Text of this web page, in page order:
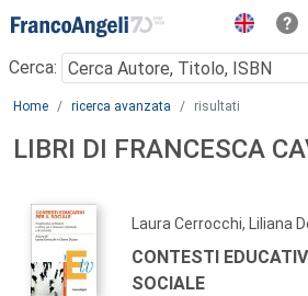
Menu
Cerca:
Main content
Home ricerca avanzata risultati
LIBRI DI FRANCESCA
Laura Cerrocchi, Liliana
CONTESTI
SOCIALE